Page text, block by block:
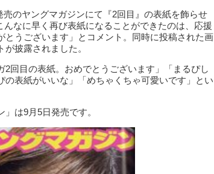
のヤングマガジンにて『2回目』の表紙を飾らせ
なに早く再び表紙になることができたのは、応援
とうございます」とコメント。同時に投稿された画
披露されました。
回目の表紙。おめでとうございます」「まるぴし
表紙がいいな」「めちゃくちゃ可愛いです」とい
は9月5日発売です。